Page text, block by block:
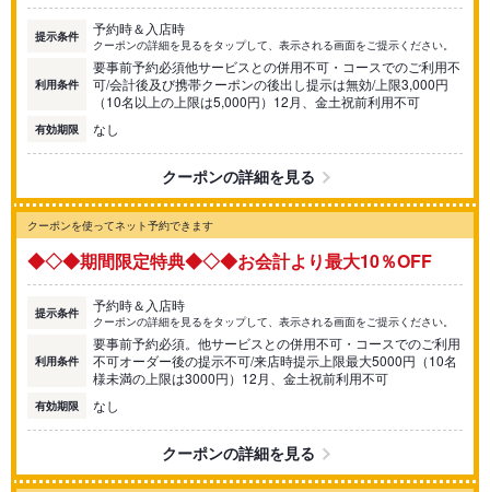
提示条件 予約時＆入店時
クーポンの詳細を見るをタップして、表示される画面をご提示ください。
利用条件
要事前予約必須他サービスとの併用不可・コースでのご利用不
可/会計後及び携帯クーポンの後出し提示は無効/上限3,000円
（10名以上の上限は5,000円）12月、金土祝前利用不可
有効期限 なし
クーポンの詳細を見る
クーポンを使ってネット予約できます
◆◇◆期間限定特典◆◇◆お会計より最大10％OFF
提示条件 予約時＆入店時
クーポンの詳細を見るをタップして、表示される画面をご提示ください。
利用条件
要事前予約必須。他サービスとの併用不可・コースでのご利用
不可オーダー後の提示不可/来店時提示上限最大5000円（10名
様未満の上限は3000円）12月、金土祝前利用不可
有効期限 なし
クーポンの詳細を見る